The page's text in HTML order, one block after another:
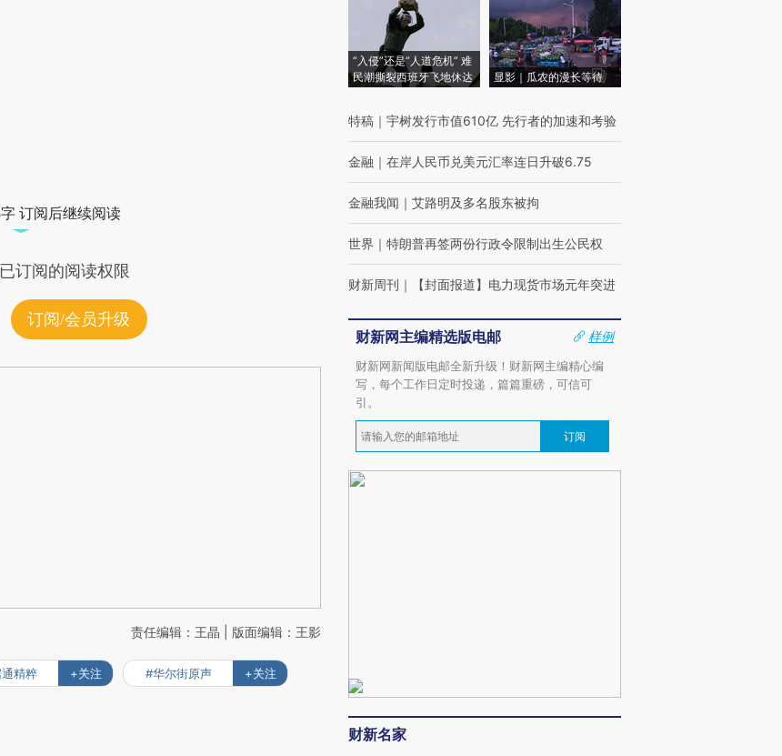
订阅后继续阅读
订阅的阅读权限
订阅/会员升级
责任编辑：王晶 | 版面编辑：王影
精粹 +关注 #华尔街原声 +关注
“入侵”还是“人道危机” 难
民潮撕裂西班牙飞地休达
显影｜瓜农的漫长等待
特稿 ｜ 宇树发行市值610亿 先行者的加速和考验
金融 ｜ 在岸人民币兑美元汇率连日升破6.75
金融我闻 ｜ 艾路明及多名股东被拘
世界 ｜ 特朗普再签两份行政令限制出生公民权
财新周刊 ｜ 【封面报道】电力现货市场元年突进
财新网主编精选版电邮
样例
财新网新闻版电邮全新升级！财新网主编精心编
写，每个工作日定时投递，篇篇重磅，可信可
引。
订阅
财新名家